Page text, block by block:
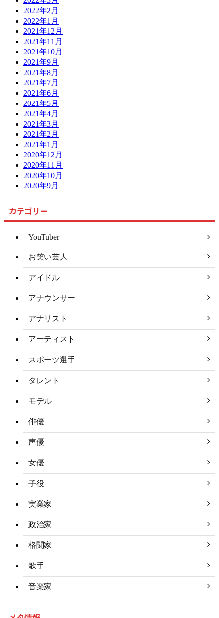
2022年2月
2022年1月
2021年12月
2021年11月
2021年10月
2021年9月
2021年8月
2021年7月
2021年6月
2021年5月
2021年4月
2021年3月
2021年2月
2021年1月
2020年12月
2020年11月
2020年10月
2020年9月
カテゴリー
YouTuber
お笑い芸人
アイドル
アナウンサー
アナリスト
アーティスト
スポーツ選手
タレント
モデル
俳優
声優
女優
子役
実業家
政治家
格闘家
歌手
音楽家